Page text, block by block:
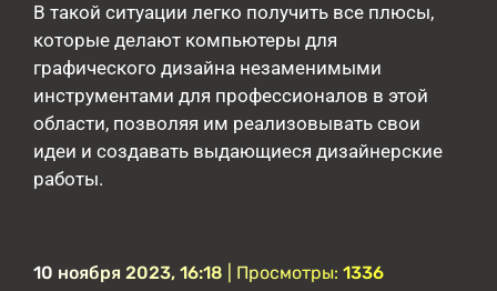
В такой ситуации легко получить все плюсы,
которые делают компьютеры для
графического дизайна незаменимыми
инструментами для профессионалов в этой
области, позволяя им реализовывать свои
идеи и создавать выдающиеся дизайнерские
работы.
10 ноября 2023, 16:18 | Просмотры: 1336